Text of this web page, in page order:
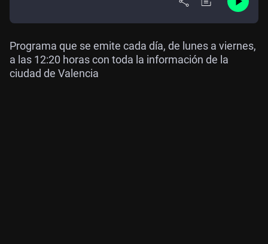
Programa que se emite cada día, de lunes a viernes,
a las 12:20 horas con toda la información de la
ciudad de Valencia